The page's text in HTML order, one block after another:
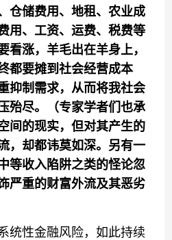
仓储费用、地租、农业成
用、工资、运费、税费等
看涨，羊毛出在羊身上，
都要摊到社会经营成本
抑制需求，从而将我社会
殆尽。（专家学者们也承
间的现实，但对其产生的
却都讳莫如深。另有一
等收入陷阱之类的怪论忽
严重的财富外流及其恶劣
性金融风险，如此持续